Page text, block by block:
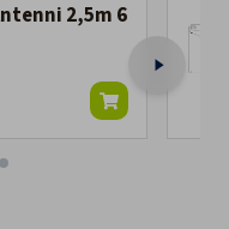
2,5m 6